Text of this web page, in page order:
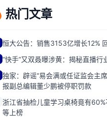
热门文章
恒
“快手”又双叒曝涉黄：揭秘直播行
独家：辟谣“易会满或任证监会主
报副总编辑董少鹏被停职罚款
浙江省抽检儿童学习桌椅竟有
等上榜